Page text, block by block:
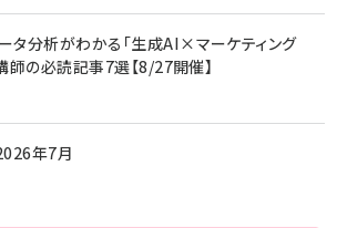
ランキングをもっと見る
Anker PowerLine III Flow USB-C & USB-C
ケーブル Anker絡まないケーブル 240W 結束バン
ド付き USB PD対応 シリコン素材採用 iPhone
17 / 16 / 15 / Galaxy iPad Pro MacBook
ランキングをもっと見る
キャンペーン】
￥4,857
ランキングをもっと見る
タ分析がわかる「生成AI×マーケティング
師の必読記事7選【8/27開催】
年7月